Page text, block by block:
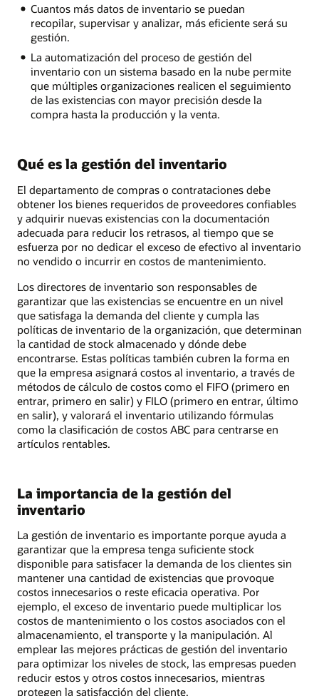
Cuantos más datos de inventario se puedan
recopilar, supervisar y analizar, más eficiente será su
gestión.
La automatización del proceso de gestión del
inventario con un sistema basado en la nube permite
que múltiples organizaciones realicen el seguimiento
de las existencias con mayor precisión desde la
compra hasta la producción y la venta.
Qué es la gestión del inventario
El departamento de compras o contrataciones debe
obtener los bienes requeridos de proveedores confiables
y adquirir nuevas existencias con la documentación
adecuada para reducir los retrasos, al tiempo que se
esfuerza por no dedicar el exceso de efectivo al inventario
no vendido o incurrir en costos de mantenimiento.
Los directores de inventario son responsables de
garantizar que las existencias se encuentre en un nivel
que satisfaga la demanda del cliente y cumpla las
políticas de inventario de la organización, que determinan
la cantidad de stock almacenado y dónde debe
encontrarse. Estas políticas también cubren la forma en
que la empresa asignará costos al inventario, a través de
métodos de cálculo de costos como el FIFO (primero en
entrar, primero en salir) y FILO (primero en entrar, último
en salir), y valorará el inventario utilizando fórmulas
como la clasificación de costos ABC para centrarse en
artículos rentables.
La importancia de la gestión del
inventario
La gestión de inventario es importante porque ayuda a
garantizar que la empresa tenga suficiente stock
disponible para satisfacer la demanda de los clientes sin
mantener una cantidad de existencias que provoque
costos innecesarios o reste eficacia operativa. Por
ejemplo, el exceso de inventario puede multiplicar los
costos de mantenimiento o los costos asociados con el
almacenamiento, el transporte y la manipulación. Al
emplear las mejores prácticas de gestión del inventario
para optimizar los niveles de stock, las empresas pueden
reducir estos y otros costos innecesarios, mientras
protegen la satisfacción del cliente.